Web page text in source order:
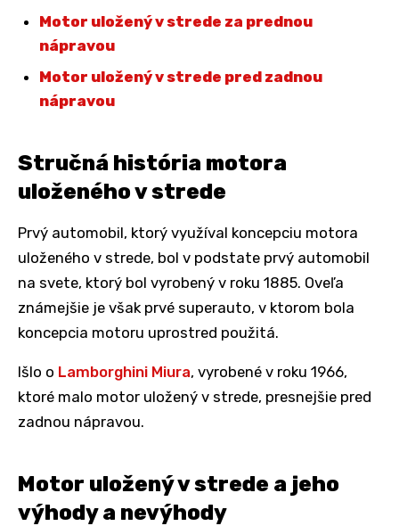
Motor uložený v strede za prednou
nápravou
Motor uložený v strede pred zadnou
nápravou
Stručná história motora
uloženého v strede
Prvý automobil, ktorý využíval koncepciu motora
uloženého v strede, bol v podstate prvý automobil
na svete, ktorý bol vyrobený v roku 1885. Oveľa
známejšie je však prvé superauto, v ktorom bola
koncepcia motoru uprostred použitá.
Išlo o Lamborghini Miura, vyrobené v roku 1966,
ktoré malo motor uložený v strede, presnejšie pred
zadnou nápravou.
Motor uložený v strede a jeho
výhody a nevýhody